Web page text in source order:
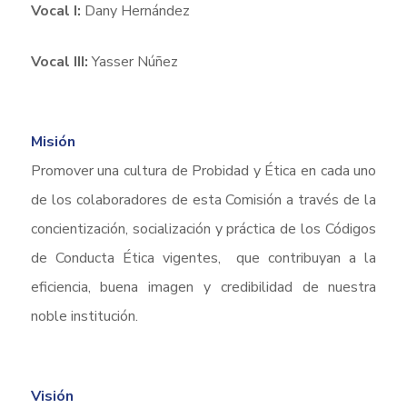
Vocal I: Dany Hernández
Vocal III:Yasser Núñez
Misión
Promover una cultura de Probidad y Ética en cada uno
de los colaboradores de esta Comisión a través de la
concientización, socialización y práctica de los Códigos
de Conducta Ética vigentes, que contribuyan a la
eficiencia, buena imagen y credibilidad de nuestra
noble institución.
Visión